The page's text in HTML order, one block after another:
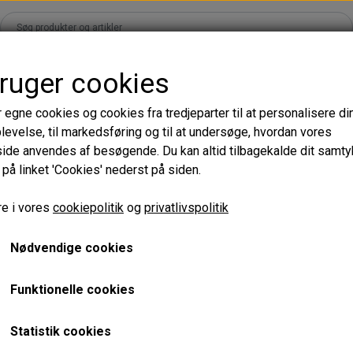
Shop
- Sort
Collection
Accessories
Patches & Pads
Diverse
Adhesives &
Kurser Læringsunivers
XS - 15 rækker 4D - 0.07
4D - 0.07
Din perfekte startpakke til
Vil du i gang med
Denne 4D-pakke er
cookies
egne cookies og cookies fra tredjeparter til at personalisere
til markedsføring og til at undersøge, hvordan vores
anvendes af besøgende. Du kan altid tilbagekalde dit
linket 'Cookies' nederst på siden.
i vores cookiepolitik og privatlivspolitik
Nødvendige cookies
Funktionelle cookies
Statistik cookies